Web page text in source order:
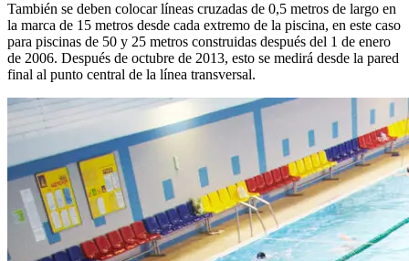
También se deben colocar líneas cruzadas de 0,5 metros de largo en
la marca de 15 metros desde cada extremo de la piscina, en este caso
para piscinas de 50 y 25 metros construidas después del 1 de enero
de 2006. Después de octubre de 2013, esto se medirá desde la pared
final al punto central de la línea transversal.